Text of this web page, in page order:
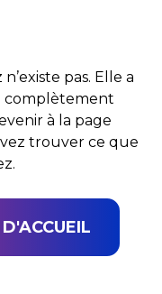
pas. Elle a
complètement
à la page
trouver ce que